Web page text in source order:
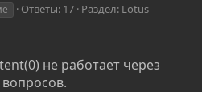
Ответы: 17 Раздел: Lotus -
не работает через